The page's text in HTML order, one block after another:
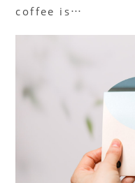
coffee is⋯